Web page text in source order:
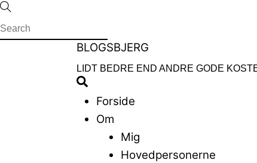
Skip
to
content
Menu
BLOGSBJERG
LIDT BEDRE END ANDRE GODE
Search
Forside
Om
Mig
Hovedpersonerne